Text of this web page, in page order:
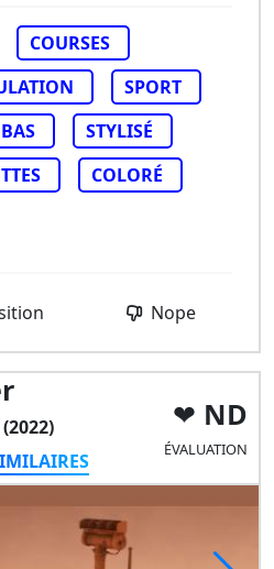
COURSES
SPORT
STYLISÉ
COLORÉ
Nope
(2022)
ND
ÉVALUATION